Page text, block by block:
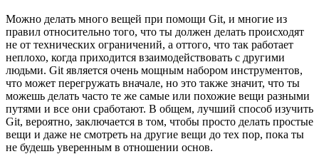
Можно делать много вещей при помощи Git, и многие из
правил относительно того, что ты должен делать происходят
не от технических ограничений, а оттого, что так работает
неплохо, когда приходится взаимодействовать с другими
людьми. Git является очень мощным набором инструментов,
что может перегружать вначале, но это также значит, что ты
можешь делать часто те же самые или похожие вещи разными
путями и все они сработают. В общем, лучший способ изучить
Git, вероятно, заключается в том, чтобы просто делать простые
вещи и даже не смотреть на другие вещи до тех пор, пока ты
не будешь уверенным в отношении основ.